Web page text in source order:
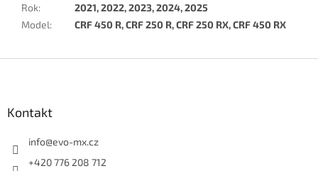
Rok:
2021, 2022, 2023, 2024, 2025
Model: CRF 450 R, CRF 250 R, CRF 250 RX, CRF 450 RX
Kontakt
info@evo-mx.cz
+420 776 208 712